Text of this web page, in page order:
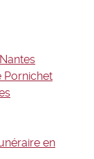
Pornichet
en